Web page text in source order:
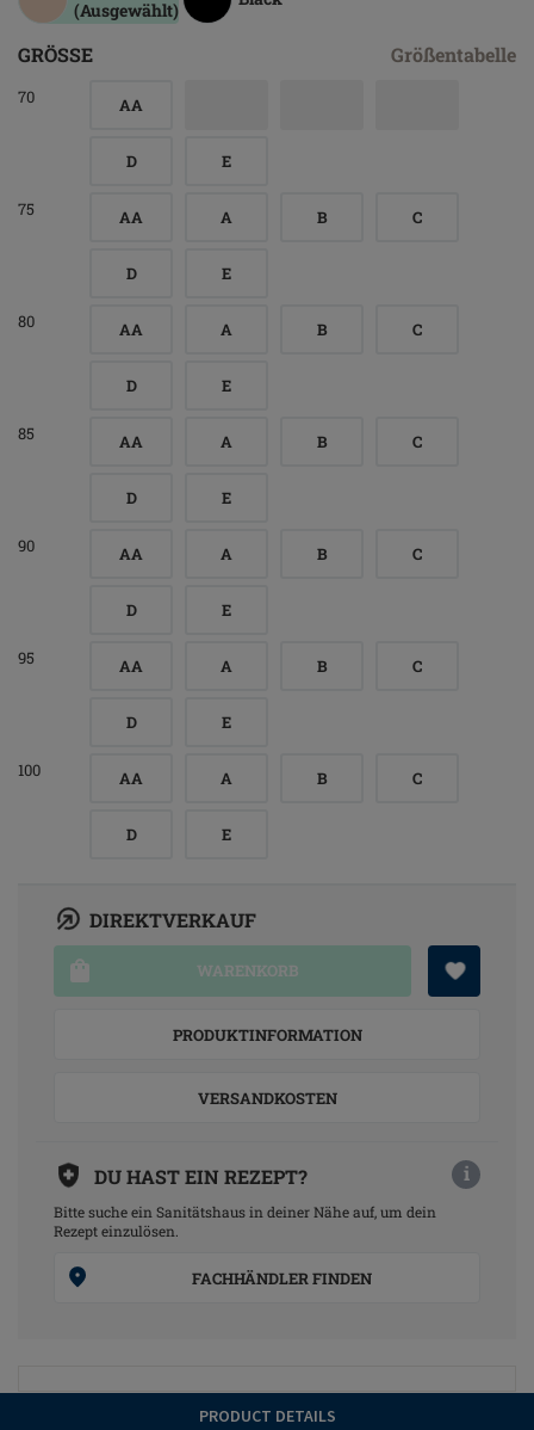
(Ausgewählt)
GRÖSSE Größentabelle
70 AA
D E
75 AA A B C
D E
80 AA A B C
D E
85 AA A B C
D E
90 AA A B C
D E
95 AA A B C
D E
100 AA A B C
D E
DIREKTVERKAUF
WARENKORB
PRODUKTINFORMATION
VERSANDKOSTEN
DU HAST EIN REZEPT? i
Bitte suche ein Sanitätshaus in deiner Nähe auf, um dein
Rezept einzulösen.
FACHHÄNDLER FINDEN
PRODUCT DETAILS